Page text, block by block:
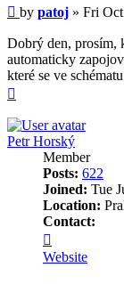
Post
by patoj » Fri
Dobrý den, prosím,
automaticky
které se ve
Petr Horský
Member
Posts: 622
Joined: Tue
Location:
Contact:
Petr
Horský
Website